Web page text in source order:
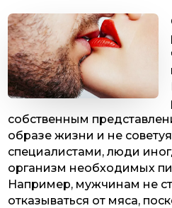
собственным
образе жизни и не
специалистами, люди
организм необходимых
Например, мужчинам не
отказываться от мяса,